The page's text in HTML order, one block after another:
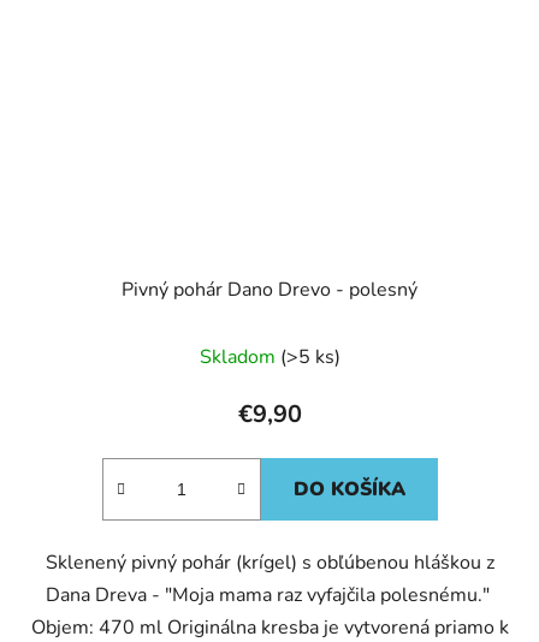
Pivný pohár Dano Drevo - polesný
Skladom (>5 ks)
€9,90
DO KOŠÍKA
Sklenený pivný pohár (krígel) s obľúbenou hláškou z
Dana Dreva - "Moja mama raz vyfajčila polesnému."
Objem: 470 ml Originálna kresba je vytvorená priamo k